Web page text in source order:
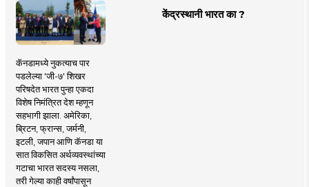
केंद्रस्थानी भारत का ?
कॅनडामध्ये नुकत्याच पार
पडलेल्या 'जी-७' शिखर
परिषदेत भारत पुन्हा एकदा
विशेष निमंत्रित देश म्हणून
सहभागी झाला. अमेरिका,
ब्रिटन, फ्रान्स, जर्मनी,
इटली, जपान आणि कॅनडा या
सात विकसित अर्थव्यवस्थांच्या
गटाचा भारत सदस्य नसला,
तरी गेल्या काही वर्षांपासून